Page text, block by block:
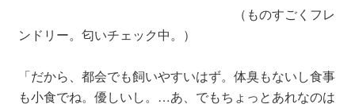
（ものすごくフレ
ンドリー。匂いチェック中。）
「だから、都会でも飼いやすいはず。体臭もないし食事
も小食でね。優しいし。…あ、でもちょっとあれなのは